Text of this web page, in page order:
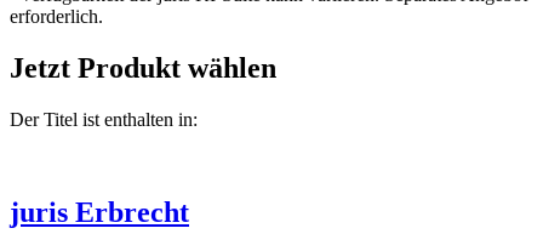
erforderlich.
Jetzt Produkt wählen
Der Titel ist enthalten in:
juris Erbrecht